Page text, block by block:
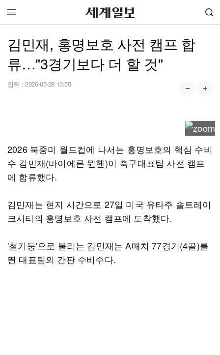
김민재, 홍명보호 사전 캠프 합
류…"3경기보다 더 할 것"
입력 : 2026-05-28 13:55
2026 북중미 월드컵에 나서는 홍명보호의 핵심 수비
수 김민재(바이에른 뮌헨)이 축구대표팀 사전 캠프
에 합류했다.
김민재는 현지 시간으로 27일 미국 유타주 솔트레이
크시티의 홍명보호 사전 캠프에 도착했다.
'철기둥'으로 불리는 김민재는 A매치 77경기(4골)를
뛴 대표팀의 간판 수비수다.